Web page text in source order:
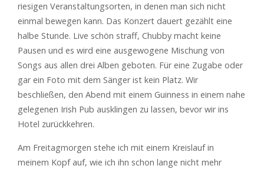
riesigen Veranstaltungsorten, in denen man sich nicht
einmal bewegen kann. Das Konzert dauert gezählt eine
halbe Stunde. Live schön straff, Chubby macht keine
Pausen und es wird eine ausgewogene Mischung von
Songs aus allen drei Alben geboten. Für eine Zugabe oder
gar ein Foto mit dem Sänger ist kein Platz. Wir
beschließen, den Abend mit einem Guinness in einem nahe
gelegenen Irish Pub ausklingen zu lassen, bevor wir ins
Hotel zurückkehren.
Am Freitagmorgen stehe ich mit einem Kreislauf in
meinem Kopf auf, wie ich ihn schon lange nicht mehr